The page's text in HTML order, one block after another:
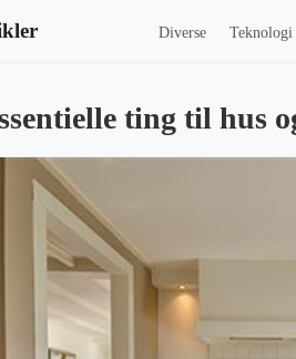
Diverse Teknologi
ting til hus